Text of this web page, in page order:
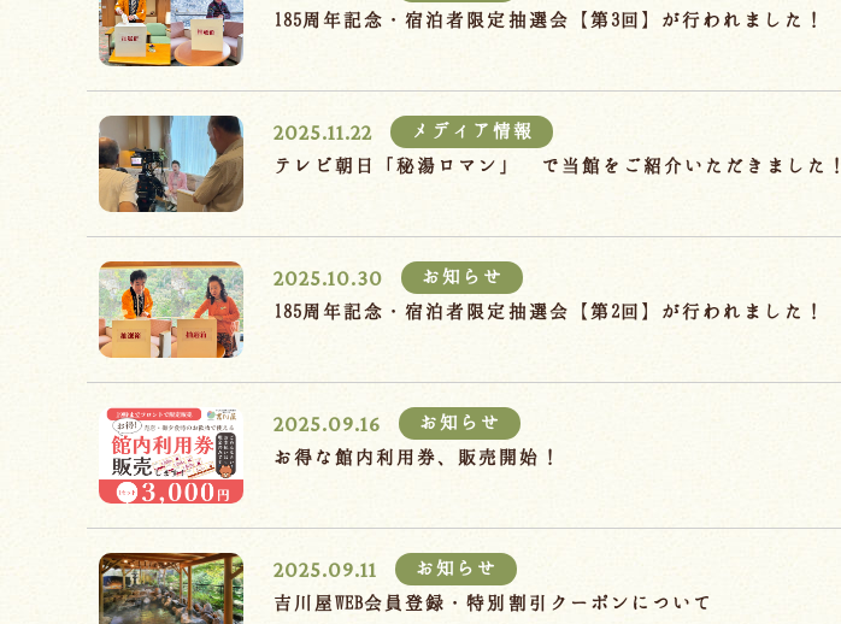
185周年記念・宿泊者限定抽選会【第3回】が行われました！
2025.11.22
メディア情報
テレビ朝日「秘湯ロマン」 で当館をご紹介いただきました！
2025.10.30
お知らせ
185周年記念・宿泊者限定抽選会【第2回】が行われました！
2025.09.16
お知らせ
お得な館内利用券、販売開始！
2025.09.11
お知らせ
吉川屋WEB会員登録・特別割引クーポンについて